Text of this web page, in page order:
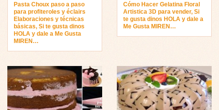
Pasta Choux paso a paso
para profiteroles y éclairs
Elaboraciones y técnicas
básicas, Si te gusta dinos
HOLA y dale a Me Gusta
MIREN…
Cómo Hacer Gelatina Floral
Artistica 3D para vender, Si
te gusta dinos HOLA y dale a
Me Gusta MIREN…